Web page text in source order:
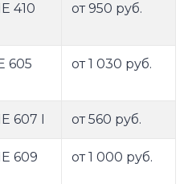
410
от 950 руб.
605
от 1 030 руб.
607 I от 560 руб.
609
от 1 000 руб.